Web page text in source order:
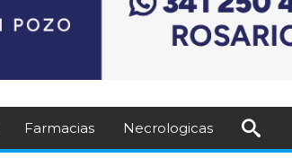
Farmacias Necrologicas